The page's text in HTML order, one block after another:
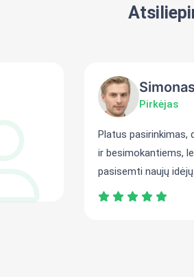
Simonas
Pirkėjas
Platus pasirinkimas,
ir besimokantiems,
pasisemti naujų